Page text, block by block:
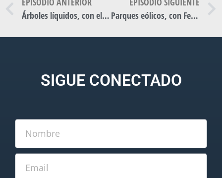
Árboles líquidos, con el arquitecto Horacio Miglierina. Modern Bay. Ep 21 (parte I) T1
Parques eólicos, con Fernando Compagnoni. Modern Bay. Ep. 23 (parte I)
SIGUE CONECTADO